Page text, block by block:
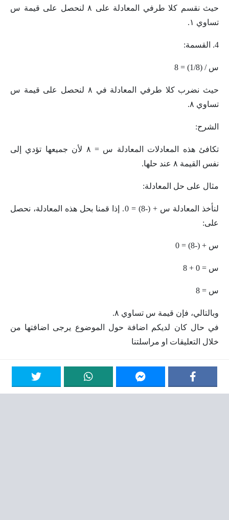
حيث نقسم كلا طرفي المعادلة على ٨ لنحصل على قيمة س
تساوي ١.
4. القسمة:
س / (1/8) = 8
حيث نضرب كلا طرفي المعادلة في ٨ لنحصل على قيمة س
تساوي ٨.
الشرح:
تكافئ هذه المعادلات المعادلة س = ٨ لأن جميعها تؤدي إلى
نفس القيمة ٨ عند حلها.
مثال على حل المعادلة:
لنأخذ المعادلة س + (-8) = 0. إذا قمنا بحل هذه المعادلة، نحصل
على:
س + (-8) = 0
س = 0 + 8
س = 8
وبالتالي، فإن قيمة س تساوي ٨.
في حال كان لديكم اضافة حول الموضوع يرجى اضافتها من
خلال التعليقات او مراسلتنا